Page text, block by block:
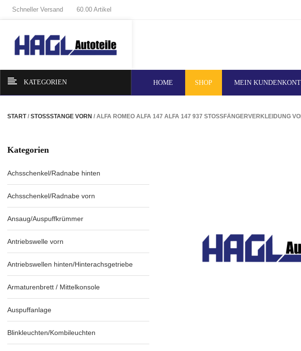
Schneller Versand 60.00 Artikel
KATEGORIEN HOME SHOP MEIN
START/ STOSSSTANGE VORN / ALFA ROMEO ALFA 147 ALFA 147 937 STOSSFÄNGERVERKLEIDUNG
Kategorien
Achsschenkel/Radnabe hinten
Achsschenkel/Radnabe vorn
Ansaug/Auspuffkrümmer
Antriebswelle vorn
Antriebswellen hinten/Hinterachsgetriebe
Armaturenbrett / Mittelkonsole
Auspuffanlage
Blinkleuchten/Kombileuchten